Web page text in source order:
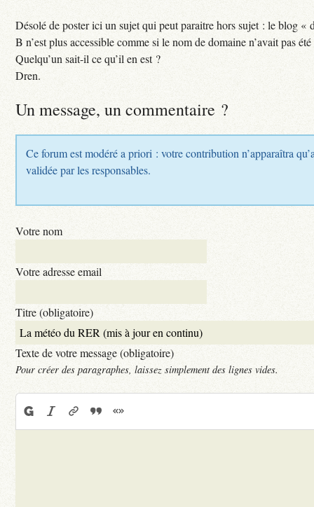
Désolé de poster ici un sujet qui peut paraitre hors sujet : le blog «
B n’est plus accessible comme si le nom de domaine n’avait pas
Quelqu’un sait-il ce qu’il en est ?
Dren.
Un message, un commentaire ?
Ce forum est modéré a priori : votre contribution n’apparaîtra
validée par les responsables.
Votre nom
Votre adresse email
Titre (obligatoire)
Texte de votre message (obligatoire)
Pour créer des paragraphes, laissez simplement des lignes vides.